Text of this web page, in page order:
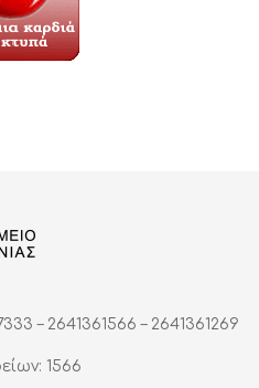
– 2641361566 – 2641361269
1566